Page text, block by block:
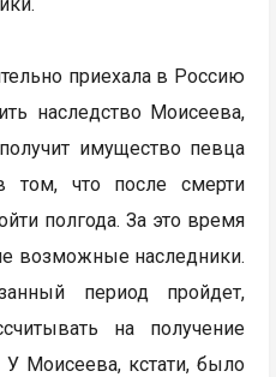
приехала в Россию
наследство Моисеева,
имущество певца
том, что после смерти
полгода. За это время
возможные наследники.
период пройдет,
на получение
У Моисеева, кстати, было